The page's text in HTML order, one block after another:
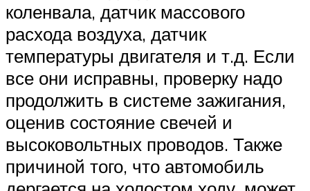
коленвала, датчик массового
расхода воздуха, датчик
температуры двигателя и т.д. Если
все они исправны, проверку надо
продолжить в системе зажигания,
оценив состояние свечей и
высоковольтных проводов. Также
причиной того, что автомобиль